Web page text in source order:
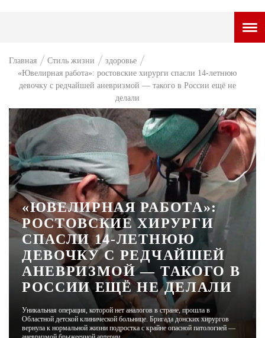
ГОРОДСКОЙ ПОРТАЛ
НОВОСТИ
ВОПРОС НЕДЕЛИ
ПРЕМЬЕРА
ТАМ И ТУТ
СТИЛЬ ЖИЗНИ
ХАЙП
ЧЕЛОВЕК ОСОБЕННЫЙ
КУЛЬТ ЕДЫ
АФИША
ЖУРНАЛ
Главная Стиль жизни
здоровье
«Ювелирная работа»: ростовские хирурги спасли 14-летнюю
девочку с редчайшей аневризмой — такого в России ещё не
делали
«ЮВЕЛИРНАЯ РАБОТА»:
РОСТОВСКИЕ ХИРУРГИ
СПАСЛИ 14-ЛЕТНЮЮ
ДЕВОЧКУ С РЕДЧАЙШЕЙ
АНЕВРИЗМОЙ — ТАКОГО В
РОССИИ ЕЩЁ НЕ ДЕЛАЛИ
Уникальная операция, которой нет аналогов в стране, прошла в
Областной детской клинической больнице. Бригада донских хирургов
вернула к нормальной жизни подростка с крайне опасной патологией —